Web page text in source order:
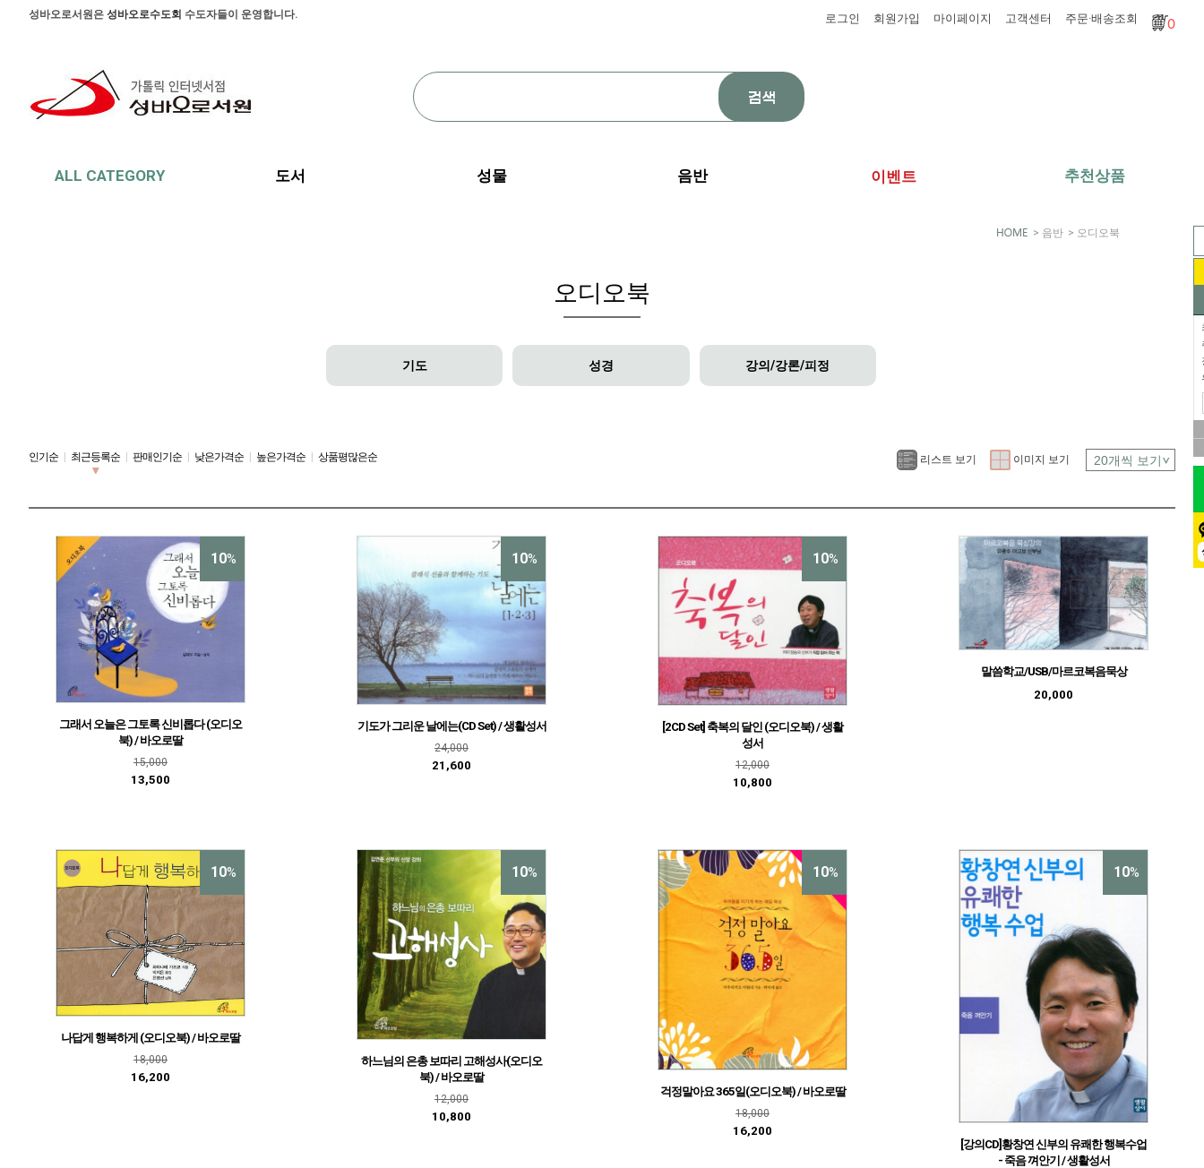
본문 바로가기
주메뉴 바로가기
사이드메뉴 바로가기
성바오로서원은 성바오로수도회 수도자들이 운영합니다. 로그인 회원가입 마이페이지 고객센터 주문·배송조회 0
ALL CATEGORY 도서 성물 음반 이벤트 추천상품
> 음반 > 오디오북
오디오북
기도 성경 강의/강론/피정
인기순 최근등록순 판매인기순 낮은가격순 높은가격순 상품평많은순 리스트 보기 이미지 보기
10%
그래서 오늘은 그토록 신비롭다 (오디오
북) / 바오로딸
15,000
13,500
10%
기도가 그리운 날에는(CD Set) / 생활성서
24,000
21,600
10%
[2CD Set] 축복의 달인 (오디오북) / 생활
성서
12,000
10,800
말씀학교/USB/마르코복음묵상
20,000
10%
나답게 행복하게 (오디오북) / 바오로딸
18,000
16,200
10%
하느님의 은총 보따리 고해성사(오디오
북) / 바오로딸
12,000
10,800
10%
걱정말아요 365일(오디오북) / 바오로딸
18,000
16,200
10%
[강의CD]황창연 신부의 유쾌한 행복수업
- 죽음 껴안기 / 생활성서